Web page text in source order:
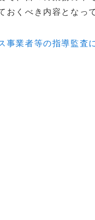
おくべき内容となっ
事業者等の指導監査